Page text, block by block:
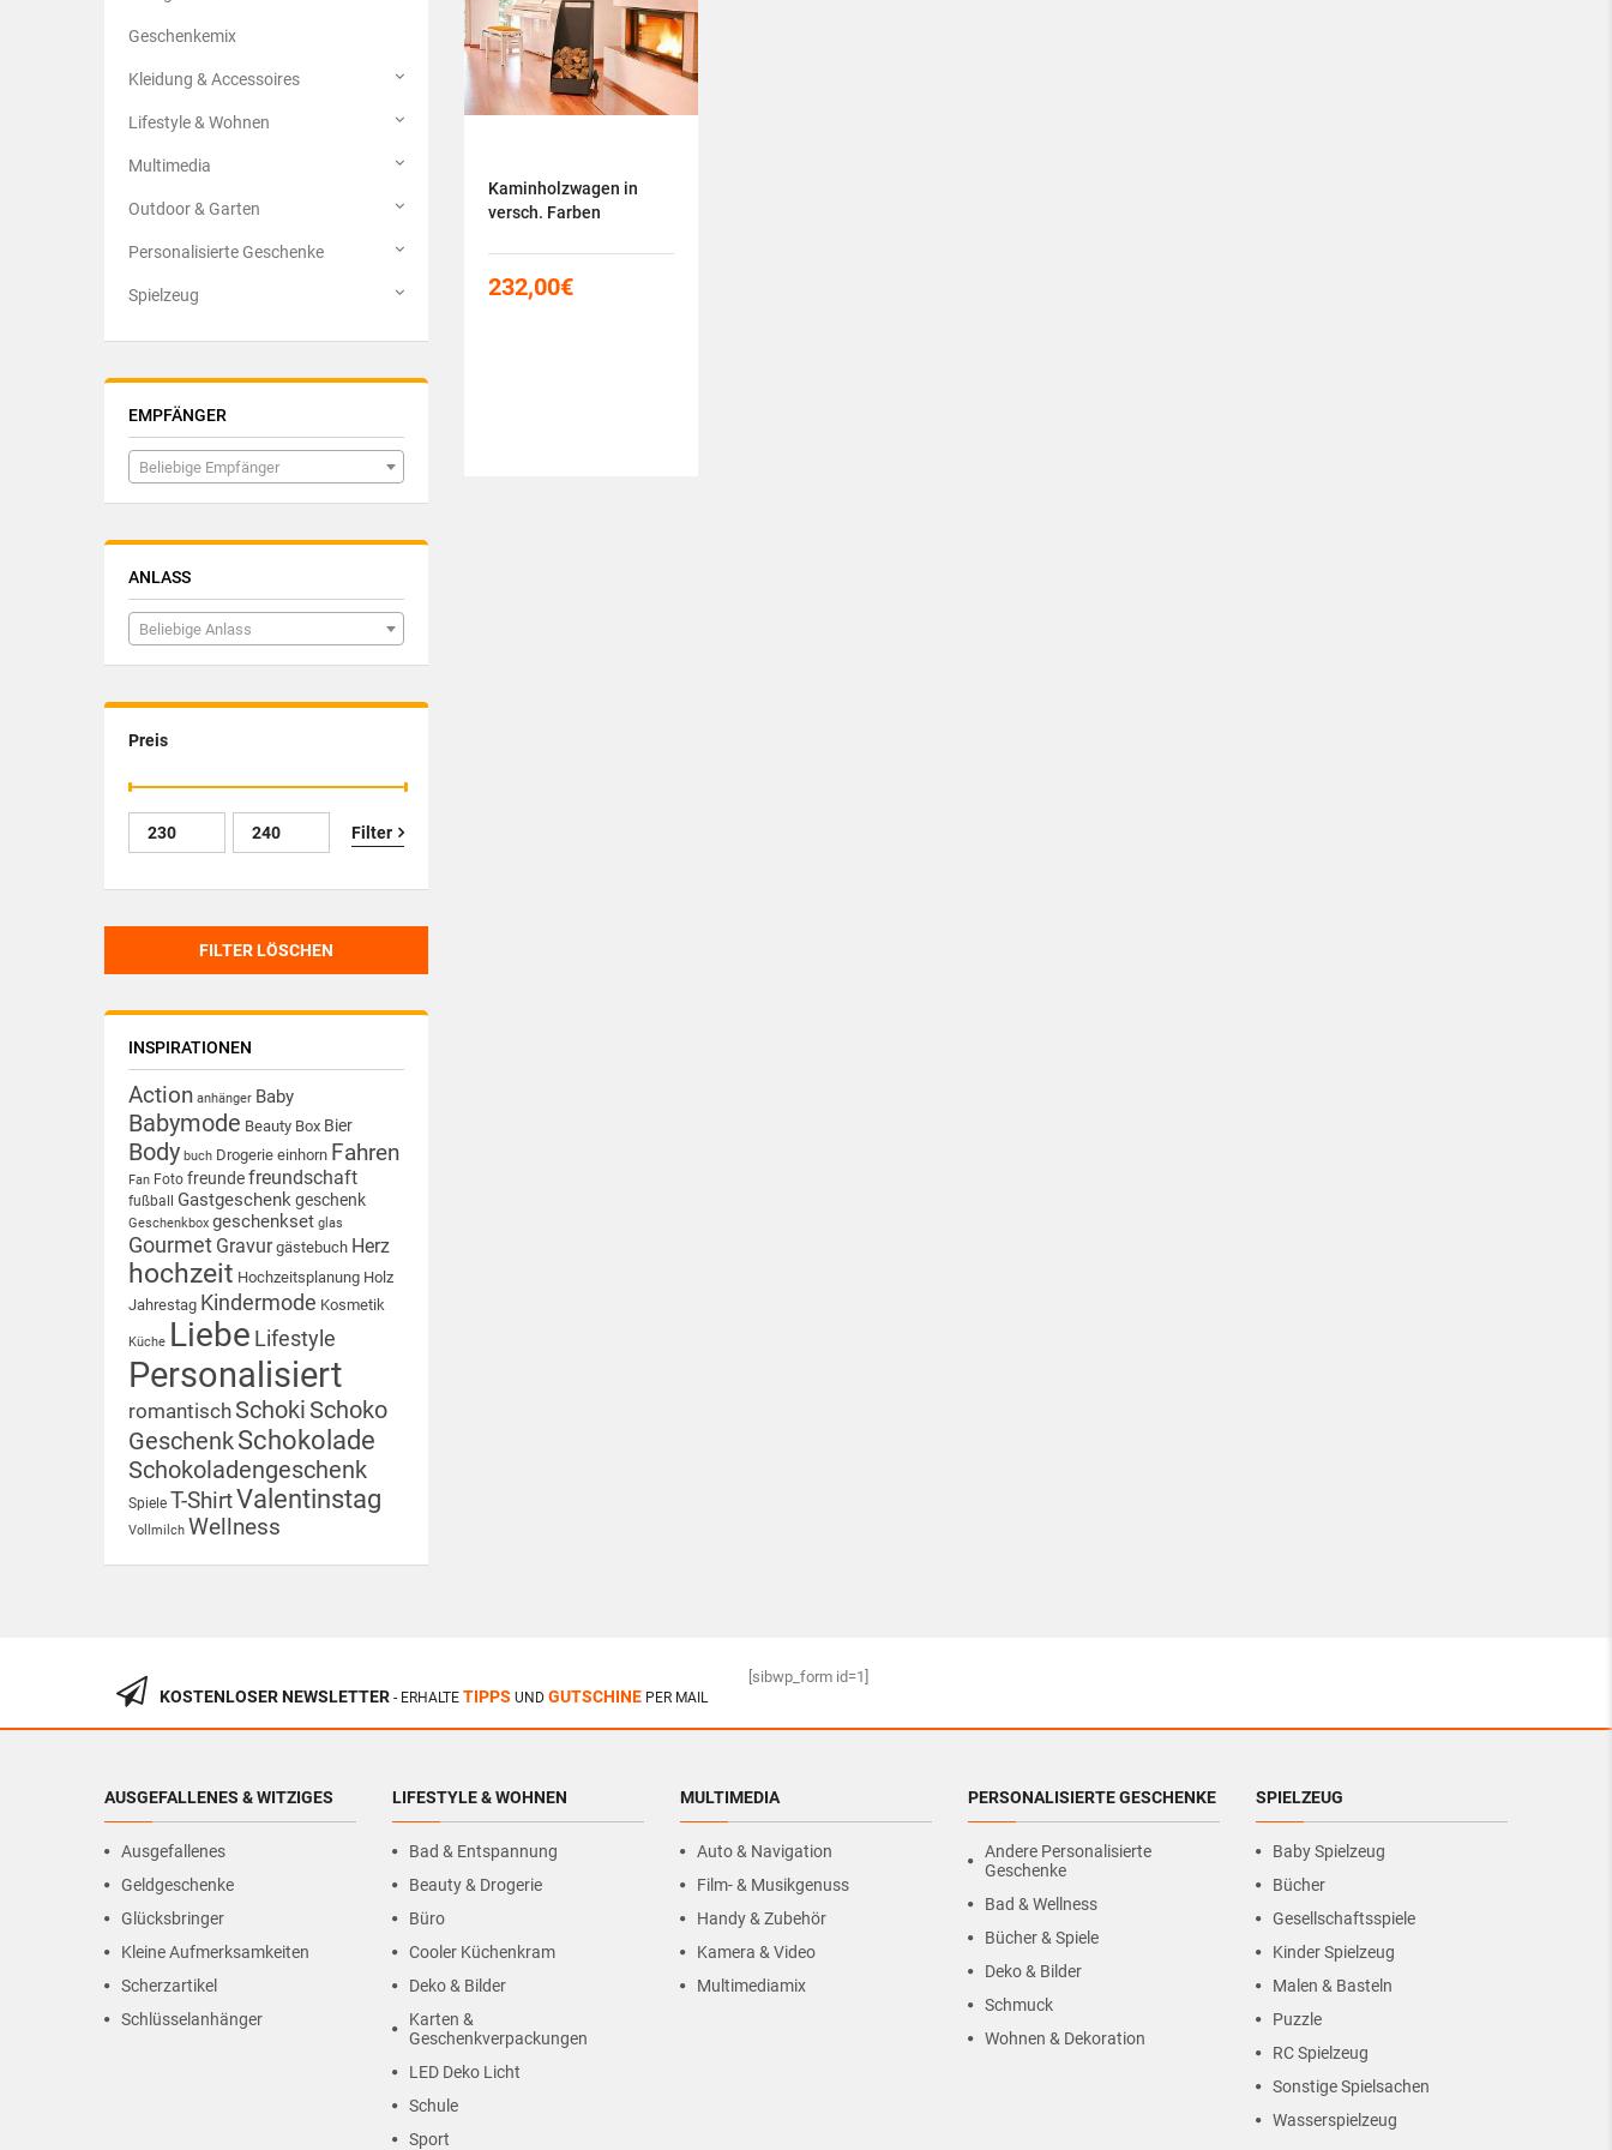
Geschenkemix
Kleidung & Accessoires
Lifestyle & Wohnen
Multimedia
Outdoor & Garten
Personalisierte Geschenke
Spielzeug
EMPFÄNGER
Beliebige Empfänger
ANLASS
Beliebige Anlass
Preis
Filter
FILTER LÖSCHEN
INSPIRATIONEN
Action anhänger Baby
Babymode Beauty Box Bier
Body buch Drogerie einhorn Fahren
Fan Foto freundefreundschaft
fußball Gastgeschenkgeschenk
Geschenkbox geschenkset glas
Gourmet Gravur gästebuch Herz
hochzeit Hochzeitsplanung Holz
Jahrestag Kindermode Kosmetik
Küche Liebe Lifestyle
Personalisiert
romantisch Schoki Schoko
GeschenkSchokolade
Schokoladengeschenk
Spiele T-ShirtValentinstag
Vollmilch Wellness
Kaminholzwagen in
versch. Farben
232,00€
KOSTENLOSER NEWSLETTER - ERHALTE TIPPS UND GUTSCHINE PER MAIL
[sibwp_form id=1]
AUSGEFALLENES & WITZIGES
Ausgefallenes
Geldgeschenke
Glücksbringer
Kleine Aufmerksamkeiten
Scherzartikel
Schlüsselanhänger
LIFESTYLE & WOHNEN
Bad & Entspannung
Beauty & Drogerie
Büro
Cooler Küchenkram
Deko & Bilder
Karten &
Geschenkverpackungen
LED Deko Licht
Schule
Sport
MULTIMEDIA
Auto & Navigation
Film- & Musikgenuss
Handy & Zubehör
Kamera & Video
Multimediamix
PERSONALISIERTE GESCHENKE
Andere Personalisierte
Geschenke
Bad & Wellness
Bücher & Spiele
Deko & Bilder
Schmuck
Wohnen & Dekoration
SPIELZEUG
Baby Spielzeug
Bücher
Gesellschaftsspiele
Kinder Spielzeug
Malen & Basteln
Puzzle
RC Spielzeug
Sonstige Spielsachen
Wasserspielzeug